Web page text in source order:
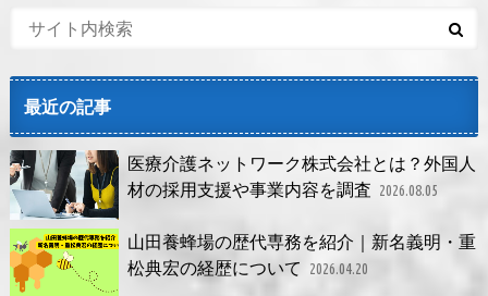
最近の記事
医療介護ネットワーク株式会社とは？外国人
材の採用支援や事業内容を調査 2026.08.05
山田養蜂場の歴代専務を紹介｜新名義明・重
松典宏の経歴について
2026.04.20